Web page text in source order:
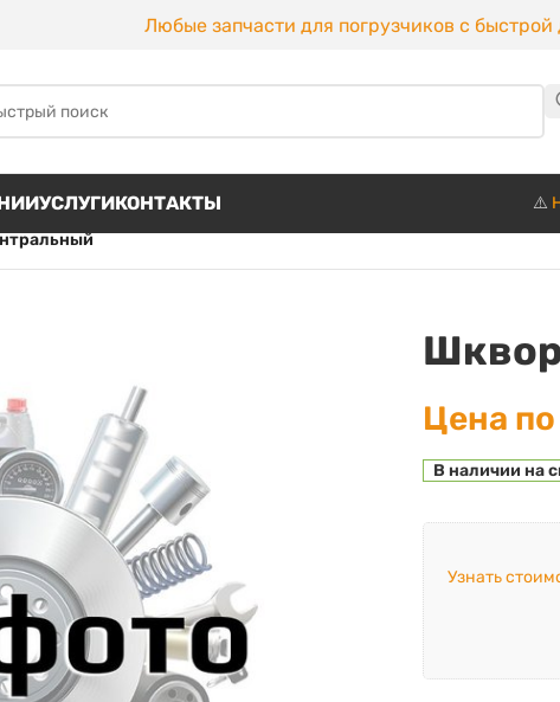
Любые запчасти для погрузчиков с
УСЛУГИКОНТАКТЫ ⚠️
Цена
В наличии на
Узнать